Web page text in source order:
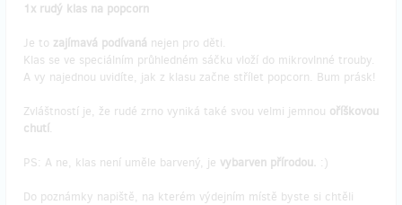
1x rudý klas na popcorn
Je to zajímavá podívaná nejen pro děti.
Klas se ve speciálním průhledném sáčku vloží do mikrovlnné trouby.
A vy najednou uvidíte, jak z klasu začne střílet popcorn. Bum prásk!
Zvláštností je, že rudé zrno vyniká také svou velmi jemnou oříškovou
chutí.
PS: A ne, klas není uměle barvený, je vybarven přírodou. :)
Do poznámky napiště, na kterém výdejním místě byste si chtěli